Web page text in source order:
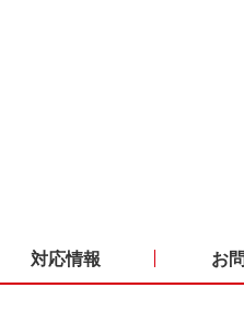
対応情報 お